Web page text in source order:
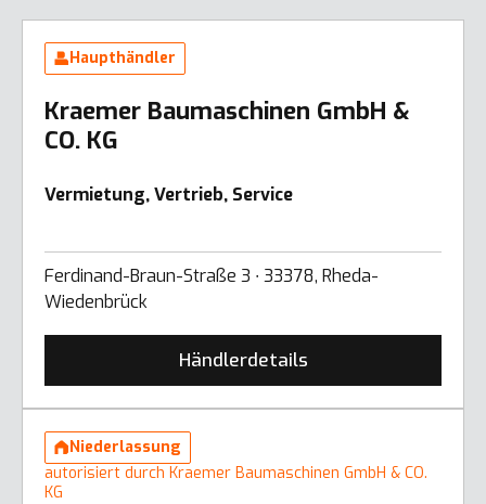
Haupthändler
Kraemer Baumaschinen GmbH &
CO. KG
Vermietung, Vertrieb, Service
Ferdinand-Braun-Straße 3 ∙ 33378, Rheda-
Wiedenbrück
Händlerdetails
Niederlassung
autorisiert durch Kraemer Baumaschinen GmbH & CO.
KG